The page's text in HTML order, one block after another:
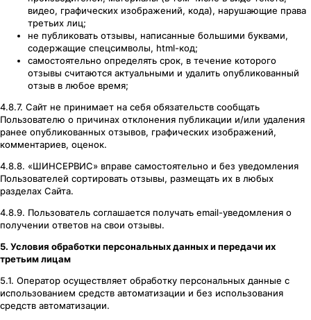
видео, графических изображений, кода), нарушающие права
третьих лиц;
не публиковать отзывы, написанные большими буквами,
содержащие спецсимволы, html-код;
самостоятельно определять срок, в течение которого
отзывы считаются актуальными и удалить опубликованный
отзыв в любое время;
4.8.7. Сайт не принимает на себя обязательств сообщать
Пользователю о причинах отклонения публикации и/или удаления
ранее опубликованных отзывов, графических изображений,
комментариев, оценок.
4.8.8. «ШИНСЕРВИС» вправе самостоятельно и без уведомления
Пользователей сортировать отзывы, размещать их в любых
разделах Сайта.
4.8.9. Пользователь соглашается получать email-уведомления о
получении ответов на свои отзывы.
5. Условия обработки персональных данных и передачи их
третьим лицам
5.1. Оператор осуществляет обработку персональных данные с
использованием средств автоматизации и без использования
средств автоматизации.